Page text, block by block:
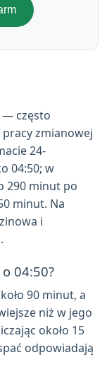
— często
zmianowej
24-
04:50; w
290 minut po
minut. Na
i
04:50?
90 minut, a
niż w jego
około 15
odpowiadają